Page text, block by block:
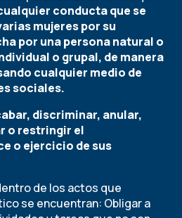
conducta que se
mujeres por su
por una persona natural o
o grupal, de manera
cualquier medio de
sociales.
discriminar, anular,
o restringir el
o ejercicio de sus
de los actos que
se encuentran: Obligar a